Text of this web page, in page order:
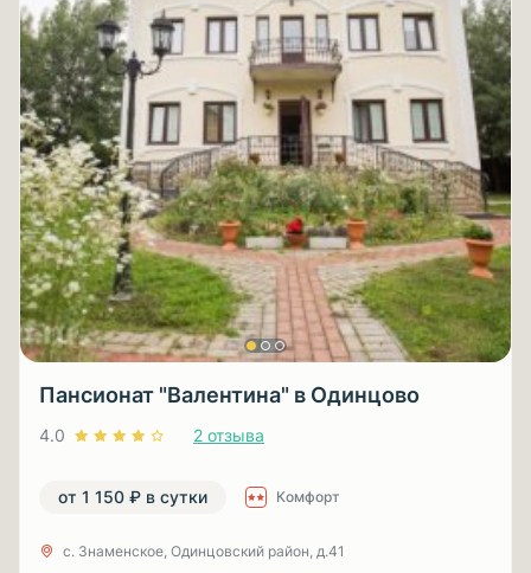
Пансионат "Валентина" в Одинцово
4.0 2 отзыва
от 1 150 ₽ в сутки Комфорт
с. Знаменское, Одинцовский район, д.41